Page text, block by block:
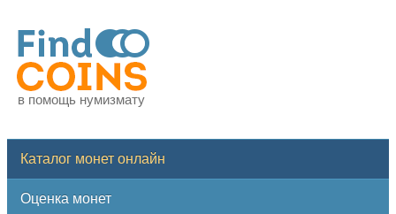
в помощь нумизмату
Каталог монет онлайн
Оценка монет